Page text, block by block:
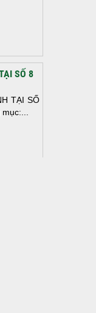
SỐ 8
TẠI SỐ